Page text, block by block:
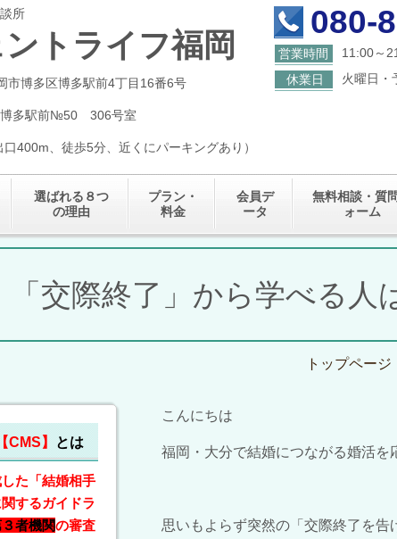
所
トライフ福岡
市博多区博多駅前4丁目16番6号
博多駅前№50 306号室
400m、徒歩5分、近くにパーキングあり）
080-
営業時間
11:00～
休業日
火曜日・
選ばれる８つ
の理由
プラン・
料金
会員デ
ータ
無料相談・質
ォーム
「交際終了」から学べる人
トップページ
こんにちは
福岡・大分で結婚につながる婚活
思いもよらず突然の「交際終了を告
【CMS】 とは
た「結婚相手
するガイドラ
者機関の審査